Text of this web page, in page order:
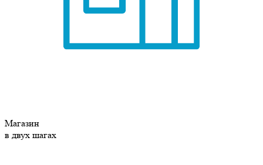
Магазин
в двух шагах